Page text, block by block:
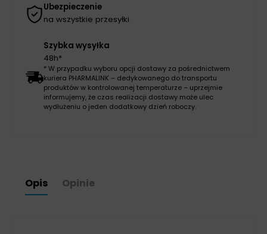
Ubezpieczenie
na wszystkie przesyłki
Szybka wysyłka
48h*
* W przypadku wyboru opcji dostawy za pośrednictwem
kuriera PHARMALINK – dedykowanego do transportu
produktów w kontrolowanej temperaturze – uprzejmie
informujemy, że czas realizacji dostawy może ulec
wydłużeniu o jeden dodatkowy dzień roboczy.
Opis Opinie